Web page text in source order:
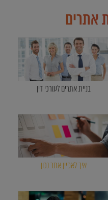
אתרים
בניית אתרים לעורכי דין
איך לאפיין אתר נכון